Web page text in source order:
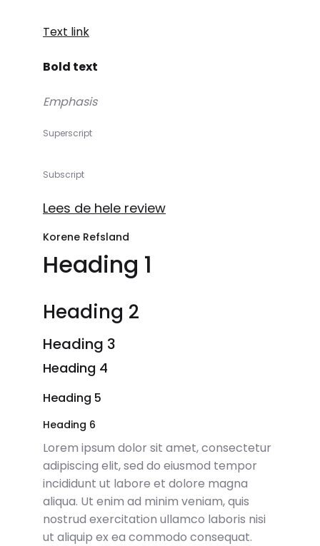
Text link
Bold text
Emphasis
Superscript
Subscript
Lees de hele review
Korene Refsland
Heading 1
Heading 2
Heading 3
Heading 4
Heading 5
Heading 6
Lorem ipsum dolor sit amet, consectetur
adipiscing elit, sed do eiusmod tempor
incididunt ut labore et dolore magna
aliqua. Ut enim ad minim veniam, quis
nostrud exercitation ullamco laboris nisi
ut aliquip ex ea commodo consequat.